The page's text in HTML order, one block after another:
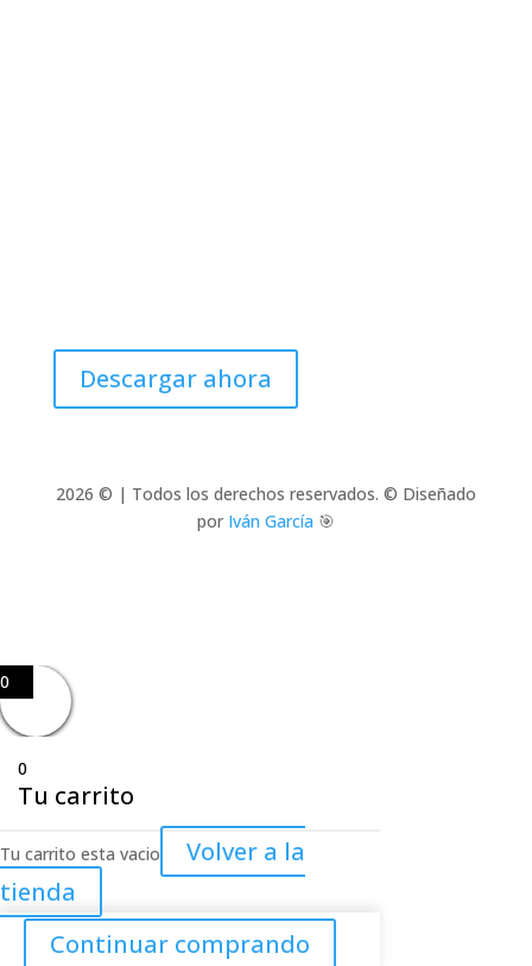
Descargar ahora
2026 © | Todos los derechos reservados. © Diseñado
por Iván García 🎯
0
0
Tu carrito
Tu carrito esta vacio
Volver a la
tienda
Continuar comprando